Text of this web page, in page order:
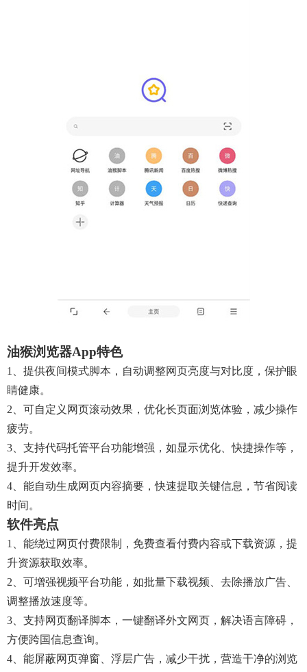
油猴浏览器app特色
1、提供夜间模式脚本，自动调整网页亮度与对比度，保护眼
睛健康。
2、可自定义网页滚动效果，优化长页面浏览体验，减少操作
疲劳。
3、支持代码托管平台功能增强，如显示优化、快捷操作等，
提升开发效率。
4、能自动生成网页内容摘要，快速提取关键信息，节省阅读
时间。
软件亮点
1、能绕过网页付费限制，免费查看付费内容或下载资源，提
升资源获取效率。
2、可增强视频平台功能，如批量下载视频、去除播放广告、
调整播放速度等。
3、支持网页翻译脚本，一键翻译外文网页，解决语言障碍，
方便跨国信息查询。
4、能屏蔽网页弹窗、浮层广告，减少干扰，营造干净的浏览